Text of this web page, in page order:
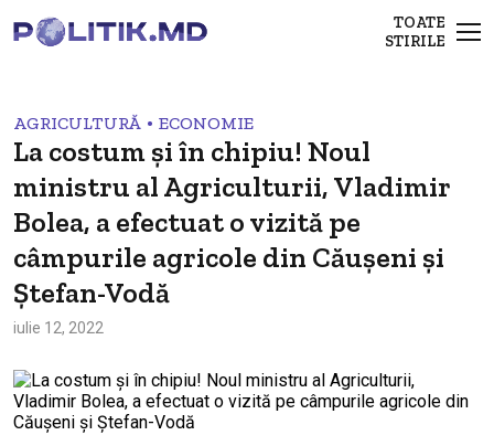
TOATE
STIRILE
AGRICULTURĂ • ECONOMIE
La costum și în chipiu! Noul
ministru al Agriculturii, Vladimir
Bolea, a efectuat o vizită pe
câmpurile agricole din Căușeni și
Ștefan-Vodă
iulie 12, 2022